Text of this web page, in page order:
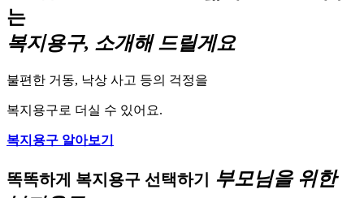
는
복지용구, 소개해 드릴게요
불편한 거동, 낙상 사고 등의 걱정을
복지용구로 더실 수 있어요.
복지용구 알아보기
똑똑하게 복지용구 선택하기
부모님을 위한